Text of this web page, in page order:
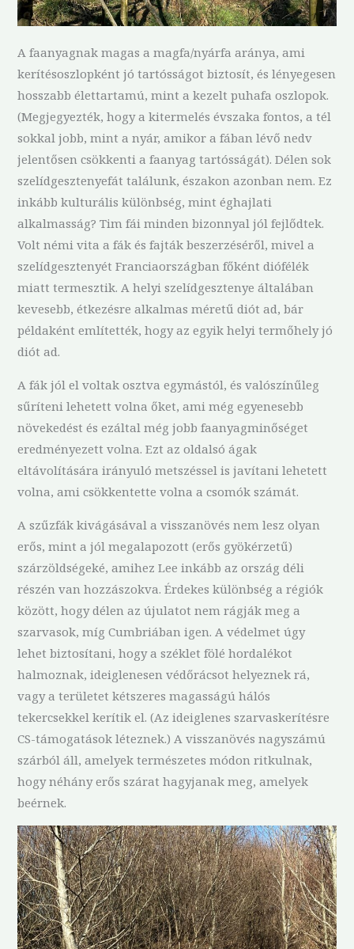
A faanyagnak magas a magfa/nyárfa aránya, ami
kerítésoszlopként jó tartósságot biztosít, és lényegesen
hosszabb élettartamú, mint a kezelt puhafa oszlopok.
(Megjegyezték, hogy a kitermelés évszaka fontos, a tél
sokkal jobb, mint a nyár, amikor a fában lévő nedv
jelentősen csökkenti a faanyag tartósságát). Délen sok
szelídgesztenyefát találunk, északon azonban nem. Ez
inkább kulturális különbség, mint éghajlati
alkalmasság? Tim fái minden bizonnyal jól fejlődtek.
Volt némi vita a fák és fajták beszerzéséről, mivel a
szelídgesztenyét Franciaországban főként diófélék
miatt termesztik. A helyi szelídgesztenye általában
kevesebb, étkezésre alkalmas méretű diót ad, bár
példaként említették, hogy az egyik helyi termőhely jó
diót ad.
A fák jól el voltak osztva egymástól, és valószínűleg
sűríteni lehetett volna őket, ami még egyenesebb
növekedést és ezáltal még jobb faanyagminőséget
eredményezett volna. Ezt az oldalsó ágak
eltávolítására irányuló metszéssel is javítani lehetett
volna, ami csökkentette volna a csomók számát.
A szűzfák kivágásával a visszanövés nem lesz olyan
erős, mint a jól megalapozott (erős gyökérzetű)
szárzöldségeké, amihez Lee inkább az ország déli
részén van hozzászokva. Érdekes különbség a régiók
között, hogy délen az újulatot nem rágják meg a
szarvasok, míg Cumbriában igen. A védelmet úgy
lehet biztosítani, hogy a széklet fölé hordalékot
halmoznak, ideiglenesen védőrácsot helyeznek rá,
vagy a területet kétszeres magasságú hálós
tekercsekkel kerítik el. (Az ideiglenes szarvaskerítésre
CS-támogatások léteznek.) A visszanövés nagyszámú
szárból áll, amelyek természetes módon ritkulnak,
hogy néhány erős szárat hagyjanak meg, amelyek
beérnek.